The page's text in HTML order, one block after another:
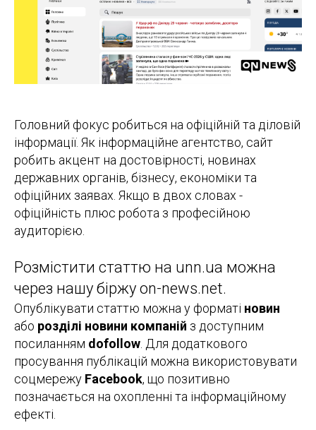
Головний фокус робиться на офіційній та діловій
інформації. Як інформаційне агентство, сайт
робить акцент на достовірності, новинах
державних органів, бізнесу, економіки та
офіційних заявах. Якщо в двох словах -
офіційність плюс робота з професійною
аудиторією.
Розмістити статтю на unn.ua можна
через нашу біржу on-news.net.
Опублікувати статтю можна у форматі новин
або розділі новини компаній з доступним
посиланням dofollow . Для додаткового
просування публікацій можна використовувати
соцмережу Facebook, що позитивно
позначається на охопленні та інформаційному
ефекті.